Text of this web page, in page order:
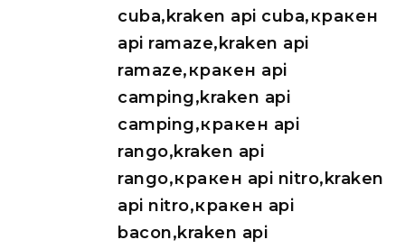
cuba,kraken api cuba,кракен
api ramaze,kraken api
ramaze,кракен api
camping,kraken api
camping,кракен api
rango,kraken api
rango,кракен api nitro,kraken
api nitro,кракен api
bacon,kraken api